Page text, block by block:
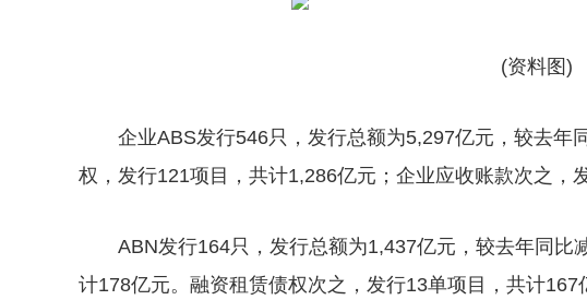
(资料图)
企业ABS发行546只，发行总额为5,297亿元，较去年
权，发行121项目，共计1,286亿元；企业应收账款次之，
ABN发行164只，发行总额为1,437亿元，较去年同
计178亿元。融资租赁债权次之，发行13单项目，共计167